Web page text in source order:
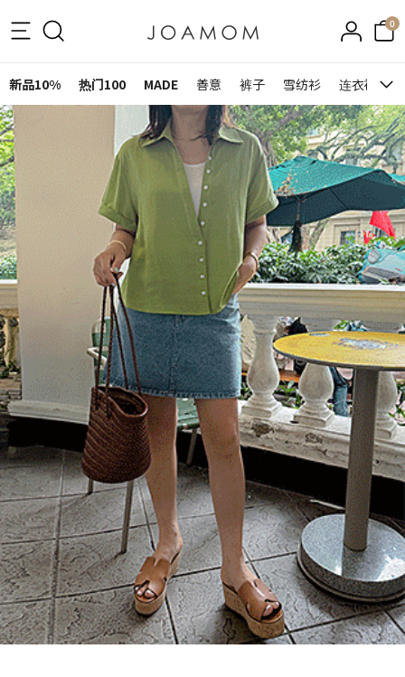
0
新品10% 热门100 MADE 善意 裤子 雪纺衫 连衣裙&裙